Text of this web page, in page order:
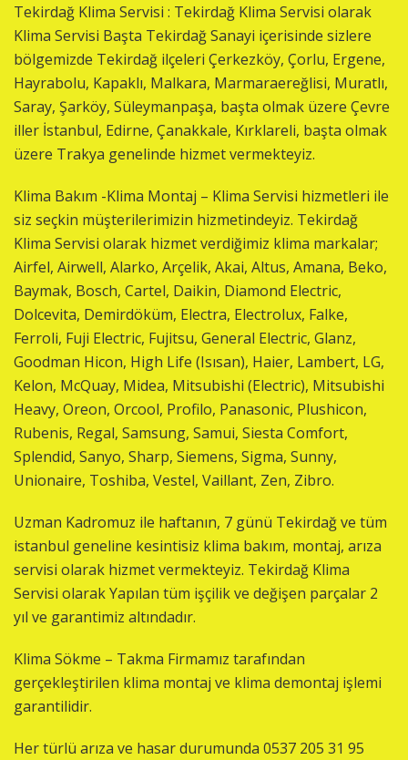
Tekirdağ Klima Servisi : Tekirdağ Klima Servisi olarak
Klima Servisi Başta Tekirdağ Sanayi içerisinde sizlere
bölgemizde Tekirdağ ilçeleri Çerkezköy, Çorlu, Ergene,
Hayrabolu, Kapaklı, Malkara, Marmaraereğlisi, Muratlı,
Saray, Şarköy, Süleymanpaşa, başta olmak üzere Çevre
iller İstanbul, Edirne, Çanakkale, Kırklareli, başta olmak
üzere Trakya genelinde hizmet vermekteyiz.
Klima Bakım -Klima Montaj – Klima Servisi hizmetleri ile
siz seçkin müşterilerimizin hizmetindeyiz. Tekirdağ
Klima Servisi olarak hizmet verdiğimiz klima markalar;
Airfel, Airwell, Alarko, Arçelik, Akai, Altus, Amana, Beko,
Baymak, Bosch, Cartel, Daikin, Diamond Electric,
Dolcevita, Demirdöküm, Electra, Electrolux, Falke,
Ferroli, Fuji Electric, Fujitsu, General Electric, Glanz,
Goodman Hicon, High Life (Isısan), Haier, Lambert, LG,
Kelon, McQuay, Midea, Mitsubishi (Electric), Mitsubishi
Heavy, Oreon, Orcool, Profilo, Panasonic, Plushicon,
Rubenis, Regal, Samsung, Samui, Siesta Comfort,
Splendid, Sanyo, Sharp, Siemens, Sigma, Sunny,
Unionaire, Toshiba, Vestel, Vaillant, Zen, Zibro.
Uzman Kadromuz ile haftanın, 7 günü Tekirdağ ve tüm
istanbul geneline kesintisiz klima bakım, montaj, arıza
servisi olarak hizmet vermekteyiz. Tekirdağ Klima
Servisi olarak Yapılan tüm işçilik ve değişen parçalar 2
yıl ve garantimiz altındadır.
Klima Sökme – Takma Firmamız tarafından
gerçekleştirilen klima montaj ve klima demontaj işlemi
garantilidir.
Her türlü arıza ve hasar durumunda 0537 205 31 95